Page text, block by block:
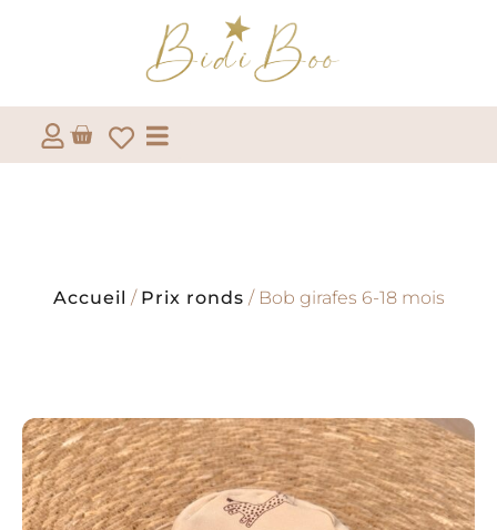
Accueil / Prix ronds / Bob girafes 6-18 mois